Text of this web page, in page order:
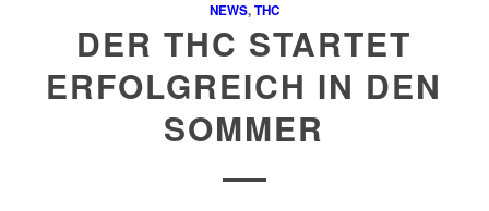
NEWS,THC
DER THC STARTET
ERFOLGREICH IN DEN
SOMMER